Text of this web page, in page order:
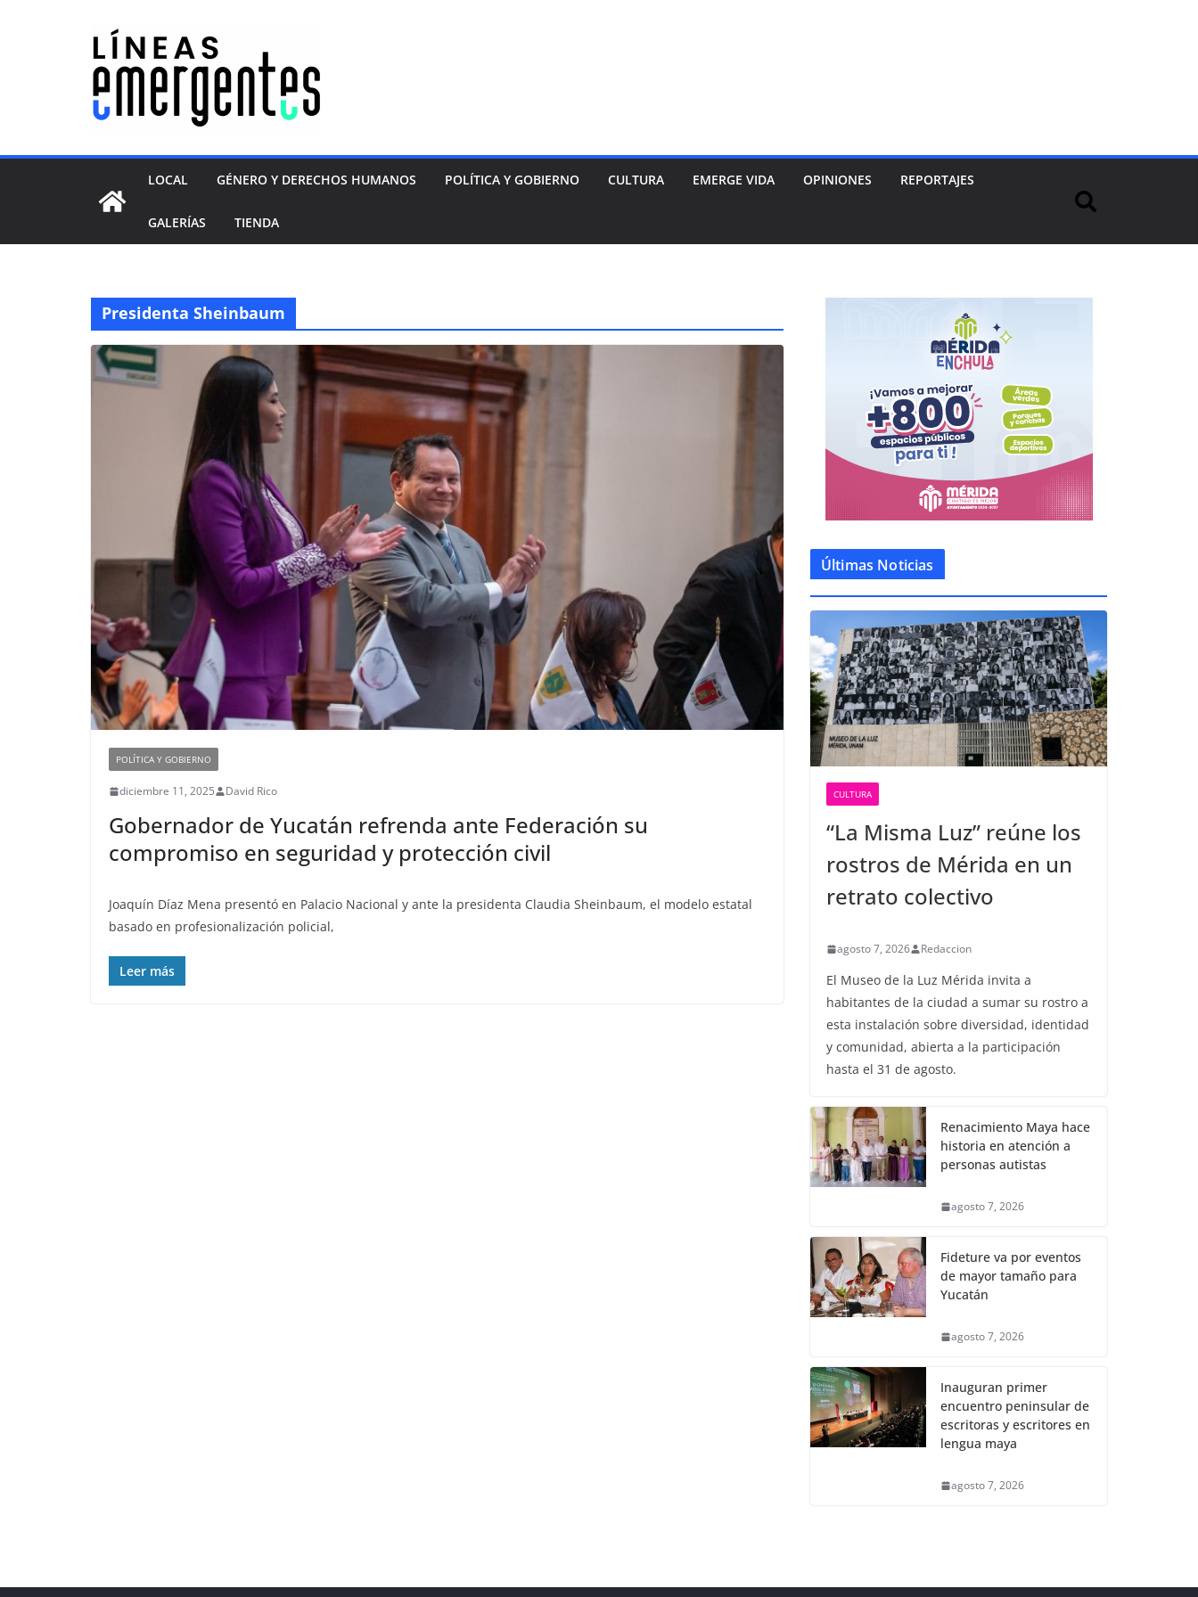
LOCAL GÉNERO Y DERECHOS HUMANOS POLÍTICA Y GOBIERNO CULTURA EMERGE VIDA OPINIONES REPORTAJES
GALERÍAS TIENDA
Presidenta Sheinbaum
POLÍTICA Y GOBIERNO
diciembre 11, 2025 David Rico
Gobernador de Yucatán refrenda ante Federación su
compromiso en seguridad y protección civil
Joaquín Díaz Mena presentó en Palacio Nacional y ante la presidenta Claudia Sheinbaum, el modelo estatal
basado en profesionalización policial,
Leer más
Últimas Noticias
CULTURA
“La Misma Luz” reúne los
rostros de Mérida en un
retrato colectivo
agosto 7, 2026 Redaccion
El Museo de la Luz Mérida invita a
habitantes de la ciudad a sumar su rostro a
esta instalación sobre diversidad, identidad
y comunidad, abierta a la participación
hasta el 31 de agosto.
Renacimiento Maya hace
historia en atención a
personas autistas
agosto 7, 2026
Fideture va por eventos
de mayor tamaño para
Yucatán
agosto 7, 2026
Inauguran primer
encuentro peninsular de
escritoras y escritores en
lengua maya
agosto 7, 2026